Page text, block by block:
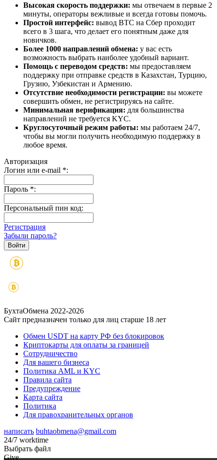
Высокая скорость поддержки: мы отвечаем в первые 2
минуты, операторы вежливые и всегда готовы помочь.
Простой интерфейс: вывод BTC на Сбер проходит
всего в 3 шага, что делает его понятным даже для
новичков.
Более 1000 направлений обмена: у вас есть
возможность выбрать наиболее удобный вариант.
Помощь с переводом средств: мы предоставляем
поддержку при отправке средств в Казахстан, Турцию,
Грузию, Узбекистан и Армению.
Отсутствие необходимости регистрации: вы можете
совершить обмен, не регистрируясь на сайте.
Минимальная верификация: для большинства
направлений не требуется KYC.
Круглосуточный режим работы: мы работаем 24/7,
чтобы вы могли получить необходимую поддержку в
любое время.
Авторизация
Логин или e-mail *:
Пароль *:
Персональный пин код:
Регистрация
Забыли пароль?
БухтаОбмена 2022-2026
Сайт предназначен только для лиц старше 18 лет
Обмен USDT на карту РФ без блокировок
Криптокарты для оплаты за границей
Сотрудничество
Для вашего бизнеса
Политика AML и KYC
Правила сайта
Предупреждение
Карта сайта
Политика
Для правохранительных органов
написать buhtaobmena@gmail.com
24/7 worktime
Выбрать файл
Give